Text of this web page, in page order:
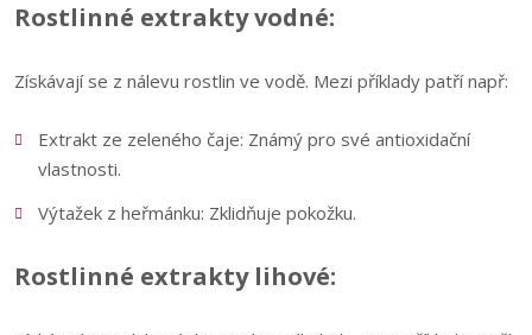
Rostlinné extrakty vodné:
Získávají se z nálevu rostlin ve vodě. Mezi příklady patří např:
Extrakt ze zeleného čaje: Známý pro své antioxidační
vlastnosti.
Výtažek z heřmánku: Zklidňuje pokožku.
Rostlinné extrakty lihové: